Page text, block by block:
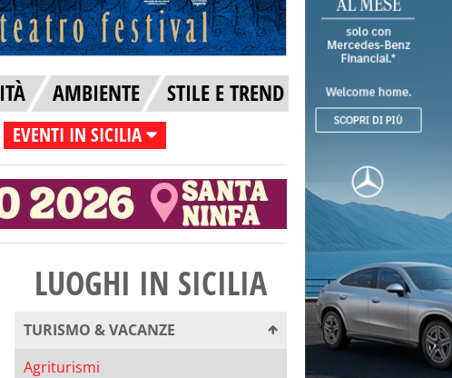
AMBIENTE STILE E TREND
EVENTI IN SICILIA
LUOGHI IN SICILIA
TURISMO & VACANZE
Agriturismi